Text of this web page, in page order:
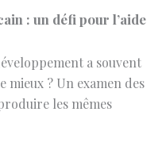
mieux ? Un examen des
les mêmes
Macron : la
»